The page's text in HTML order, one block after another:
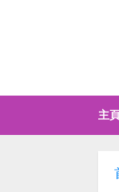
主